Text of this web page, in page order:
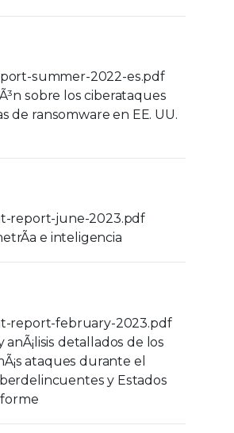
summer-2022-es.pdf
sobre los ciberataques
de ransomware en EE. UU.
report-june-2023.pdf
e inteligencia
report-february-2023.pdf
detallados de los
ataques durante el
y Estados